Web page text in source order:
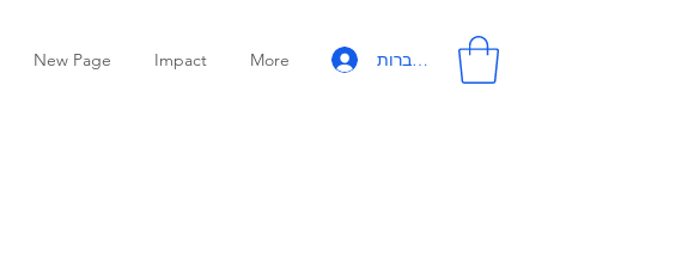
New Page Impact More להתחברות